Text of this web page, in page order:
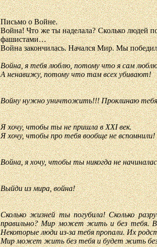
Письмо о Войне.
Война! Что же ты наделала? Сколько людей
фашистами…
Война закончилась. Начался Мир. Мы
Война, я тебя люблю, потому что я сам
А ненавижу, потому что там всех убивают!
Войну нужно уничтожить!!! Проклинаю
Я хочу, чтобы ты не пришла в ХХI век.
Я хочу, чтобы про тебя вообще не вспомнили!
Война, я хочу, чтобы ты никогда не
Выйди из мира, война!
Сколько жизней ты погубила! Сколько
правильно? Мир может жить и без тебя.
Некоторые люди из-за тебя пропали. Их
Мир может жить без тебя и будет жить